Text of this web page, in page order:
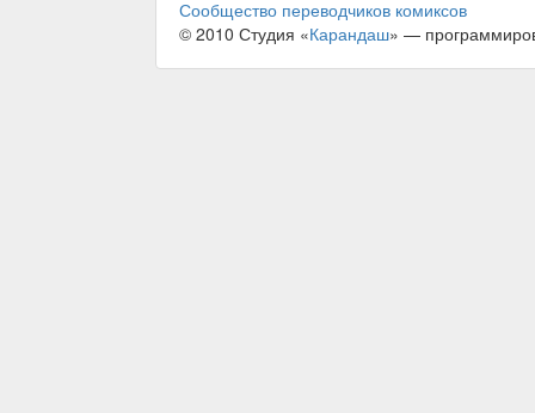
Сообщество переводчиков комиксов
© 2010 Студия «Карандаш» —